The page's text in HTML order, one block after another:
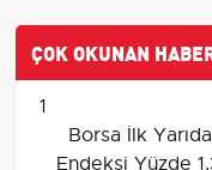
ÇOK OKUNAN
1
Borsa İlk
Endeksi Yüzde